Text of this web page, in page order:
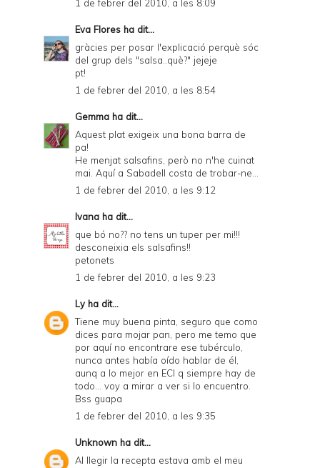
1 de febrer del 2010, a les 8:09
Eva Flores ha dit...
gràcies per posar l'explicació perquè sóc
del grup dels "salsa..què?" jejeje
pt!
1 de febrer del 2010, a les 8:54
Gemma ha dit...
Aquest plat exigeix una bona barra de
pa!
He menjat salsafins, però no n'he cuinat
mai. Aquí a Sabadell costa de trobar-ne...
1 de febrer del 2010, a les 9:12
Ivana ha dit...
que bó no?? no tens un tuper per mi!!!
desconeixia els salsafins!!
petonets
1 de febrer del 2010, a les 9:23
Lyha dit...
Tiene muy buena pinta, seguro que como
dices para mojar pan, pero me temo que
por aquí no encontrare ese tubérculo,
nunca antes había oído hablar de él,
aunq a lo mejor en ECI q siempre hay de
todo... voy a mirar a ver si lo encuentro.
Bss guapa
1 de febrer del 2010, a les 9:35
Unknown ha dit...
Al llegir la recepta estava amb el meu